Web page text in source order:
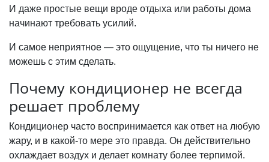
И даже простые вещи вроде отдыха или работы дома
начинают требовать усилий.
И самое неприятное — это ощущение, что ты ничего не
можешь с этим сделать.
Почему кондиционер не всегда
решает проблему
Кондиционер часто воспринимается как ответ на любую
жару, и в какой-то мере это правда. Он действительно
охлаждает воздух и делает комнату более терпимой.